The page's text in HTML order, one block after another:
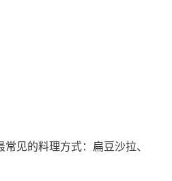
见的料理方式：扁豆沙拉、